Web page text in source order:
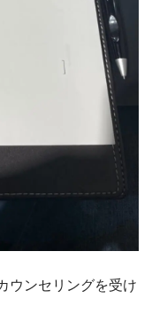
ウンセリングを受け